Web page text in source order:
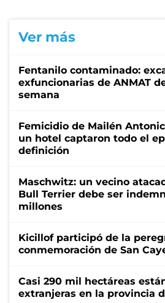
Ver más
Fentanilo contaminado:
exfuncionarias de ANMAT
semana
Femicidio de Mailén
un hotel captaron todo el
definición
Maschwitz: un vecino
Bull Terrier debe ser
millones
Kicillof participó de la
conmemoración de San
Casi 290 mil hectáreas
extranjeras en la provincia